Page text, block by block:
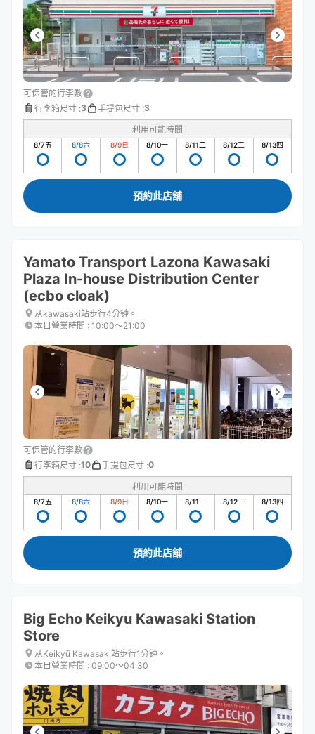
可保管的行李數
行李箱尺寸 :3 手提包尺寸 :3
利用可能時間
8/7五 8/8六 8/9日 8/10一 8/11二 8/12三 8/13四
預約此店舖
Yamato Transport Lazona Kawasaki
Plaza In-house Distribution Center
(ecbo cloak)
从kawasaki站步行4分钟。
本日營業時間 : 10:00〜21:00
可保管的行李數
行李箱尺寸 :10 手提包尺寸 :0
利用可能時間
8/7五 8/8六 8/9日 8/10一 8/11二 8/12三 8/13四
預約此店舖
Big Echo Keikyu Kawasaki Station
Store
从Keikyū Kawasaki站步行1分钟。
本日營業時間 : 09:00〜04:30